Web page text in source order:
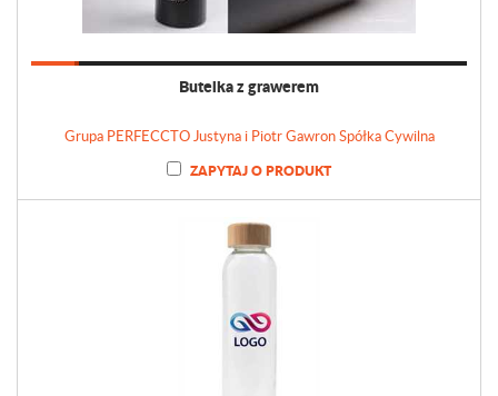
Butelka z grawerem
Grupa PERFECCTO Justyna i Piotr Gawron Spółka Cywilna
ZAPYTAJ O PRODUKT